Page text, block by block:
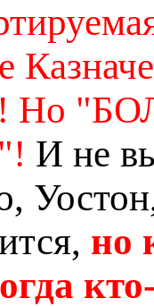
Но
И не
но